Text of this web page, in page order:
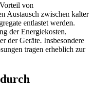
von
Austausch zwischen kalter
entlastet werden.
der Energiekosten,
der Geräte. Insbesondere
tragen erheblich zur